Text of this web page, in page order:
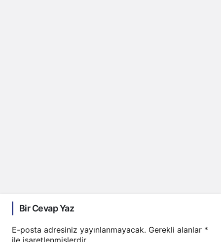
Bir Cevap Yaz
E-posta adresiniz yayınlanmayacak. Gerekli alanlar *